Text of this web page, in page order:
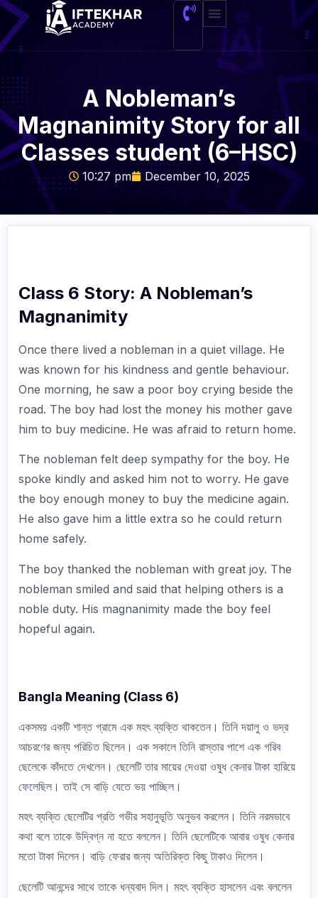
A Nobleman’s
Magnanimity Story for all
Classes student (6–HSC)
10:27 pm December 10, 2025
Class 6 Story: A Nobleman’s
Magnanimity
Once there lived a nobleman in a quiet village. He
was known for his kindness and gentle behaviour.
One morning, he saw a poor boy crying beside the
road. The boy had lost the money his mother gave
him to buy medicine. He was afraid to return home.
The nobleman felt deep sympathy for the boy. He
spoke kindly and asked him not to worry. He gave
the boy enough money to buy the medicine again.
He also gave him a little extra so he could return
home safely.
The boy thanked the nobleman with great joy. The
nobleman smiled and said that helping others is a
noble duty. His magnanimity made the boy feel
hopeful again.
Bangla Meaning (Class 6)
একসময় একটি শান্ত গ্রামে এক মহৎ ব্যক্তি থাকতেন। তিনি দয়ালু ও ভদ্র
আচরণের জন্য পরিচিত ছিলেন। এক সকালে তিনি রাস্তার পাশে এক গরিব
ছেলেকে কাঁদতে দেখলেন। ছেলেটি তার মায়ের দেওয়া ওষুধ কেনার টাকা হারিয়ে
ফেলেছিল। তাই সে বাড়ি যেতে ভয় পাচ্ছিল।
মহৎ ব্যক্তি ছেলেটির প্রতি গভীর সহানুভূতি অনুভব করলেন। তিনি নরমভাবে
কথা বলে তাকে উদ্বিগ্ন না হতে বললেন। তিনি ছেলেটিকে আবার ওষুধ কেনার
মতো টাকা দিলেন। বাড়ি ফেরার জন্য অতিরিক্ত কিছু টাকাও দিলেন।
ছেলেটি আনন্দের সাথে তাকে ধন্যবাদ দিল। মহৎ ব্যক্তি হাসলেন এবং বললেন